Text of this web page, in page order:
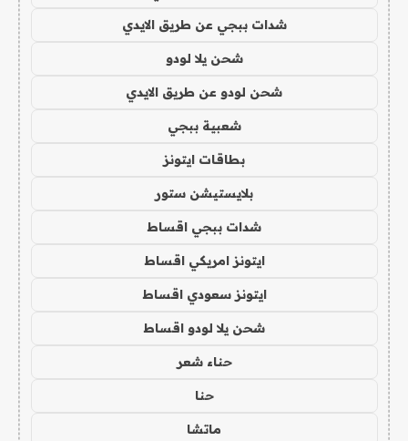
شدات ببجي عن طريق الايدي
شحن يلا لودو
شحن لودو عن طريق الايدي
شعبية ببجي
بطاقات ايتونز
بلايستيشن ستور
شدات ببجي اقساط
ايتونز امريكي اقساط
ايتونز سعودي اقساط
شحن يلا لودو اقساط
حناء شعر
حنا
ماتشا